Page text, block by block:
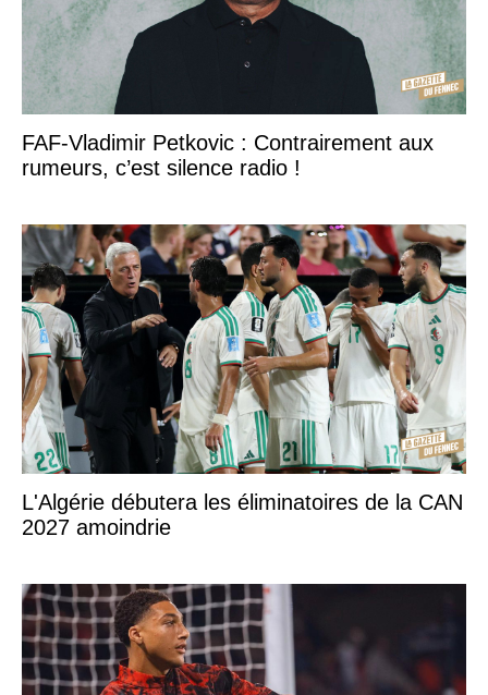
FAF-Vladimir Petkovic : Contrairement aux
rumeurs, c’est silence radio !
L'Algérie débutera les éliminatoires de la CAN
2027 amoindrie